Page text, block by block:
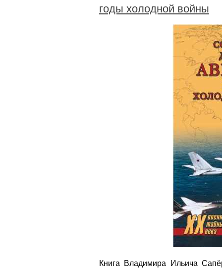
годы холодной войны
Книга Владимира Ильича